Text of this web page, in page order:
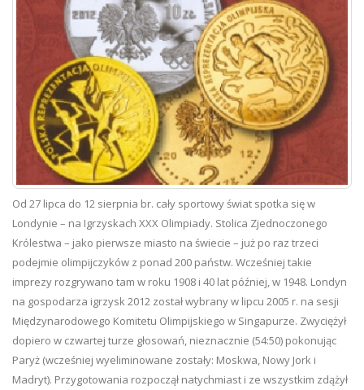
Od 27 lipca do 12 sierpnia br. cały sportowy świat spotka się w
Londynie – na Igrzyskach XXX Olimpiady. Stolica Zjednoczonego
Królestwa – jako pierwsze miasto na świecie – już po raz trzeci
podejmie olimpijczyków z ponad 200 państw. Wcześniej takie
imprezy rozgrywano tam w roku 1908 i 40 lat później, w 1948. Londyn
na gospodarza igrzysk 2012 został wybrany w lipcu 2005 r. na sesji
Międzynarodowego Komitetu Olimpijskiego w Singapurze. Zwyciężył
dopiero w czwartej turze głosowań, nieznacznie (54:50) pokonując
Paryż (wcześniej wyeliminowane zostały: Moskwa, Nowy Jork i
Madryt). Przygotowania rozpoczął natychmiast i ze wszystkim zdążył